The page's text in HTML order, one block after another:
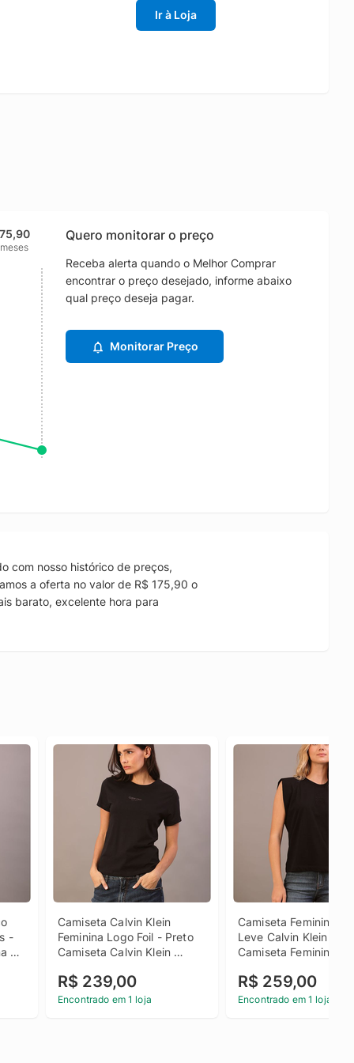
Ir à Loja
Quero monitorar o preço
Receba alerta quando o Melhor Comprar
encontrar o preço desejado, informe abaixo
qual preço deseja pagar.
Monitorar Preço
com nosso histórico de preços,
a oferta no valor de R$ 175,90 o
barato, excelente hora para
-
Camiseta Calvin Klein
Feminina Logo Foil - Preto
Camiseta Calvin Klein
R$ 239,00
Encontrado em 1 loja
Camiseta Feminina
Leve Calvin Klein -
Camiseta Feminina
R$ 259,00
Encontrado em 1 loja